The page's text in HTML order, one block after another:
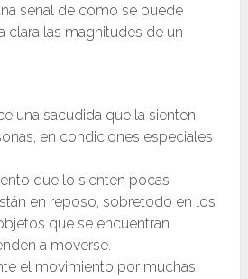
señal de cómo se puede
clara las magnitudes de un
una sacudida que la sienten
en condiciones especiales
que lo sienten pocas
en reposo, sobretodo en los
que se encuentran
a moverse.
el movimiento por muchas